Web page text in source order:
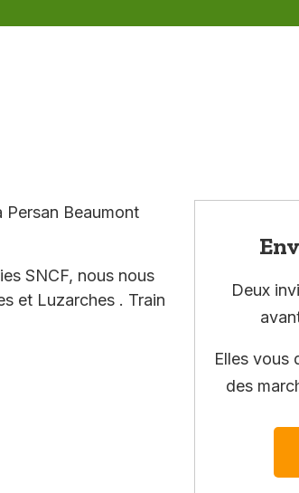
Persan Beaumont
SNCF, nous nous
et Luzarches . Train
Deux
Elles vous
des